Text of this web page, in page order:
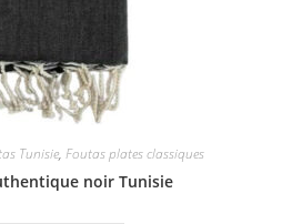
Tunisie, Foutas plates classiques
noir Tunisie